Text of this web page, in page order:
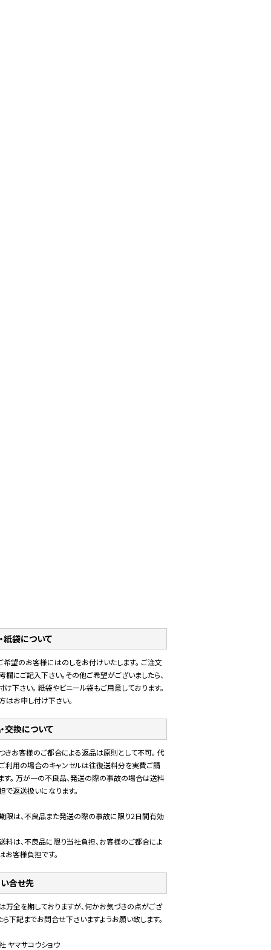
紙袋について
希望のお客様にはのしをお付けいたします。 ご注文
欄にご記入下さい。その他ご希望がございましたら、
け下さい。 紙袋やビニール袋もご用意しております。
はお申し付け下さい。
交換について
きお客様のご都合による返品は原則として不可。 代
利用の場合のキャンセルは往復送料分を実費ご請
す。 万が一の不良品、発送の際の事故の場合は送料
で返送扱いになります。
限は、不良品また発送の際の事故に限り2日間有効
料は、不良品に限り当社負担、お客様のご都合によ
お客様負担です。
合せ先
万全を期しておりますが、何かお気づきの点がござ
ら下記までお問合せ下さいますようお願い致します。
ヤマサコウショウ